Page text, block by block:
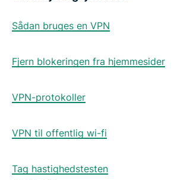
Sådan bruges en VPN
Fjern blokeringen fra hjemmesider
VPN-protokoller
VPN til offentlig wi-fi
Tag hastighedstesten